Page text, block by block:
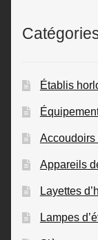
Établis
Accoudoirs
Appareils
Layettes
Lampes